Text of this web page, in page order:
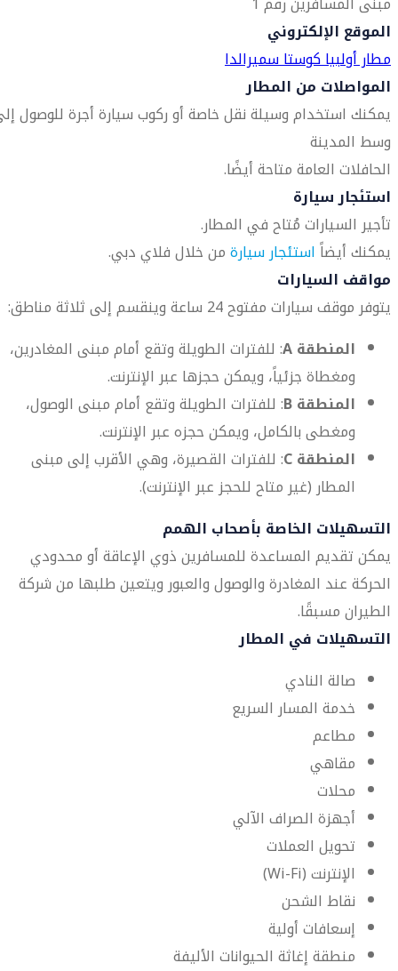
الموقع الإلكتروني
مطار أولبيا كوستا سميرالدا
المواصلات من المطار
يمكنك استخدام وسيلة نقل خاصة أو ركوب سيارة أجرة للوصول
وسط المدينة
الحافلات العامة متاحة أيضًا.
استئجار سيارة
تأجير السيارات مُتاح في المطار.
يمكنك أيضاًاستئجار سيارةمن خلال فلاي دبي.
مواقف السيارات
يتوفر موقف سيارات مفتوح 24 ساعة وينقسم إلى ثلاثة مناطق:
المنطقة A : للفترات الطويلة وتقع أمام مبنى المغادرين،
ومغطاة جزئياً، ويمكن حجزها عبر الإنترنت.
المنطقة B : للفترات الطويلة وتقع أمام مبنى الوصول،
ومغطى بالكامل، ويمكن حجزه عبر الإنترنت.
المنطقة C : للفترات القصيرة، وهي الأقرب إلى مبنى
المطار (غير متاح للحجز عبر الإنترنت).
التسهيلات الخاصة بأصحاب الهمم
يمكن تقديم المساعدة للمسافرين ذوي الإعاقة أو محدودي
الحركة عند المغادرة والوصول والعبور ويتعين طلبها من شركة
الطيران مسبقًا.
التسهيلات في المطار
صالة النادي
خدمة المسار السريع
مطاعم
مقاهي
محلات
أجهزة الصراف الآلي
تحويل العملات
الإنترنت (Wi-Fi)
نقاط الشحن
إسعافات أولية
منطقة إغاثة الحيوانات الأليفة